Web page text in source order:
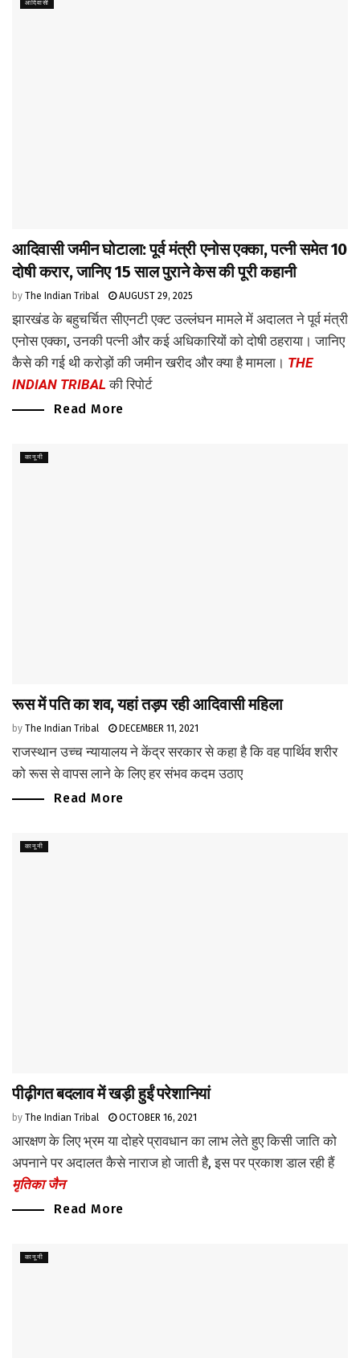
आदिवासी
आदिवासी जमीन घोटाला: पूर्व मंत्री एनोस एक्का, पत्नी समेत 10
दोषी करार, जानिए 15 साल पुराने केस की पूरी कहानी
by The Indian Tribal AUGUST 29, 2025
झारखंड के बहुचर्चित सीएनटी एक्ट उल्लंघन मामले में अदालत ने पूर्व मंत्री
एनोस एक्का, उनकी पत्नी और कई अधिकारियों को दोषी ठहराया। जानिए
कैसे की गई थी करोड़ों की जमीन खरीद और क्या है मामला। THE
INDIAN TRIBAL की रिपोर्ट
Read More
कानूनी
रूस में पति का शव, यहां तड़प रही आदिवासी महिला
by The Indian Tribal DECEMBER 11, 2021
राजस्थान उच्च न्यायालय ने केंद्र सरकार से कहा है कि वह पार्थिव शरीर
को रूस से वापस लाने के लिए हर संभव कदम उठाए
Read More
कानूनी
पीढ़ीगत बदलाव में खड़ी हुईं परेशानियां
by The Indian Tribal OCTOBER 16, 2021
आरक्षण के लिए भ्रम या दोहरे प्रावधान का लाभ लेते हुए किसी जाति को
अपनाने पर अदालत कैसे नाराज हो जाती है, इस पर प्रकाश डाल रही हैं
मृतिका जैन
Read More
कानूनी